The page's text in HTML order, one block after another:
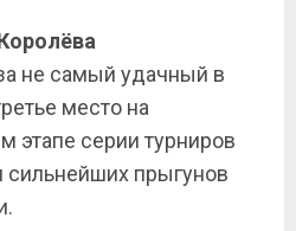
не самый удачный в
место на
этапе серии турниров
сильнейших прыгунов